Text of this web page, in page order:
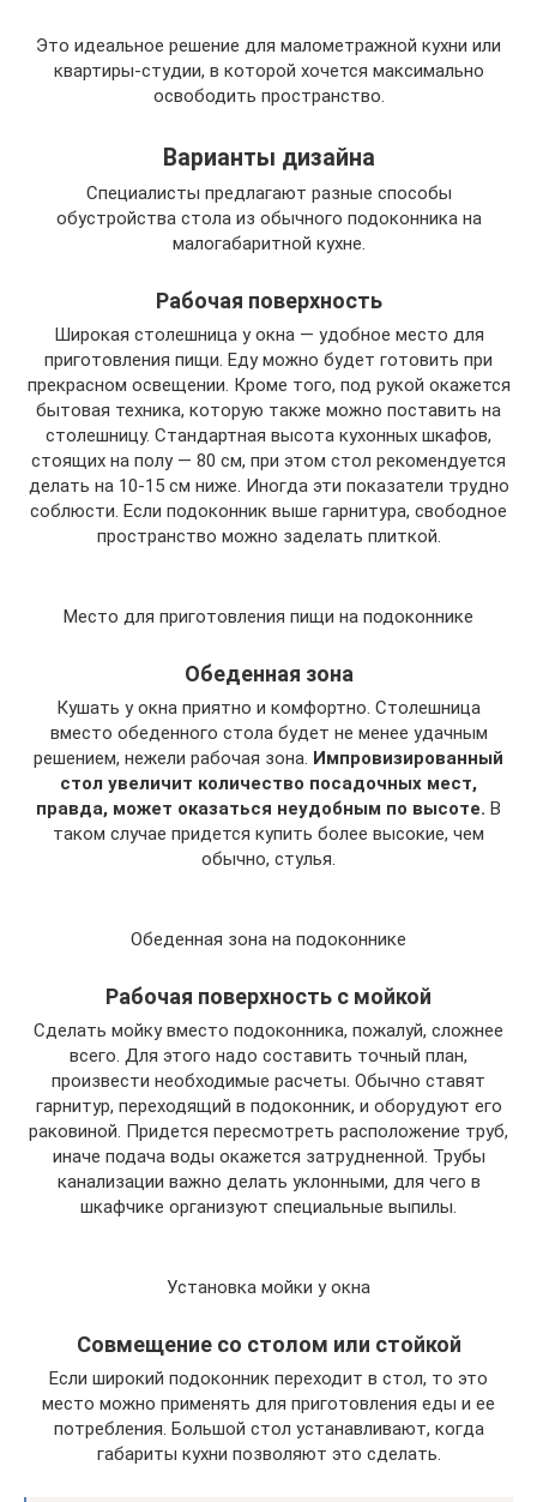
Это идеальное решение для малометражной кухни или
квартиры-студии, в которой хочется максимально
освободить пространство.
Варианты дизайна
Специалисты предлагают разные способы
обустройства стола из обычного подоконника на
малогабаритной кухне.
Рабочая поверхность
Широкая столешница у окна — удобное место для
приготовления пищи. Еду можно будет готовить при
прекрасном освещении. Кроме того, под рукой окажется
бытовая техника, которую также можно поставить на
столешницу. Стандартная высота кухонных шкафов,
стоящих на полу — 80 см, при этом стол рекомендуется
делать на 10-15 см ниже. Иногда эти показатели трудно
соблюсти. Если подоконник выше гарнитура, свободное
пространство можно заделать плиткой.
Место для приготовления пищи на подоконнике
Обеденная зона
Кушать у окна приятно и комфортно. Столешница
вместо обеденного стола будет не менее удачным
решением, нежели рабочая зона. Импровизированный
стол увеличит количество посадочных мест,
правда, может оказаться неудобным по высоте. В
таком случае придется купить более высокие, чем
обычно, стулья.
Обеденная зона на подоконнике
Рабочая поверхность с мойкой
Сделать мойку вместо подоконника, пожалуй, сложнее
всего. Для этого надо составить точный план,
произвести необходимые расчеты. Обычно ставят
гарнитур, переходящий в подоконник, и оборудуют его
раковиной. Придется пересмотреть расположение труб,
иначе подача воды окажется затрудненной. Трубы
канализации важно делать уклонными, для чего в
шкафчике организуют специальные выпилы.
Установка мойки у окна
Совмещение со столом или стойкой
Если широкий подоконник переходит в стол, то это
место можно применять для приготовления еды и ее
потребления. Большой стол устанавливают, когда
габариты кухни позволяют это сделать.